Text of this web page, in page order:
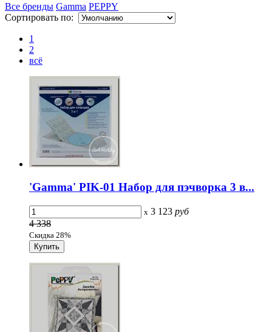
Все бренды Gamma PEPPY
Сортировать по:
1
2
всё
'Gamma' PIK-01 Набор для пэчворка 3 в...
x 3 123 руб
4 338
Скидка 28%